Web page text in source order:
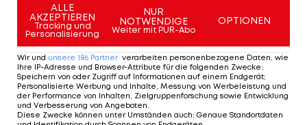
der U20-WM-Vierten von 2007 jedoch nicht,
schließlich muss der Kader reduziert werden.
"Mein Ziel ist es, mit weniger gleich viel zu
erreichen", betonte Gludovatz. In der kommenden
Saison den Meistertitel zu erwarten, sei zu hoch
gegriffen. "Aber die Teilnahme an einem
ALLE
AKZEPTIEREN
Tracking und
Personalisierung
NUR
NOTWENDIGE
Weiter mit PUR-Abo
OPTIONEN
Wir und unsere 186 Partner verarbeiten personenbezogene Daten, wie
Ihre IP-Adresse und Browser-Attribute für die folgenden Zwecke:
Speichern von oder Zugriff auf Informationen auf einem Endgerät;
Personalisierte Werbung und Inhalte, Messung von Werbeleistung und
der Performance von Inhalten, Zielgruppenforschung sowie Entwicklung
und Verbesserung von Angeboten
Diese Zwecke können unter Umständen auch: Genaue Standortdaten